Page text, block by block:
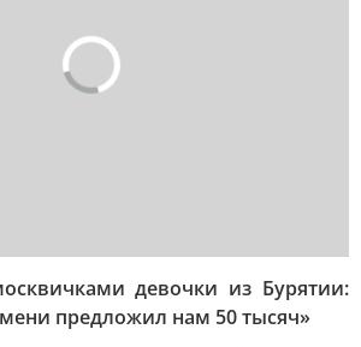
девочки из Бурятии:
предложил нам 50 тысяч»